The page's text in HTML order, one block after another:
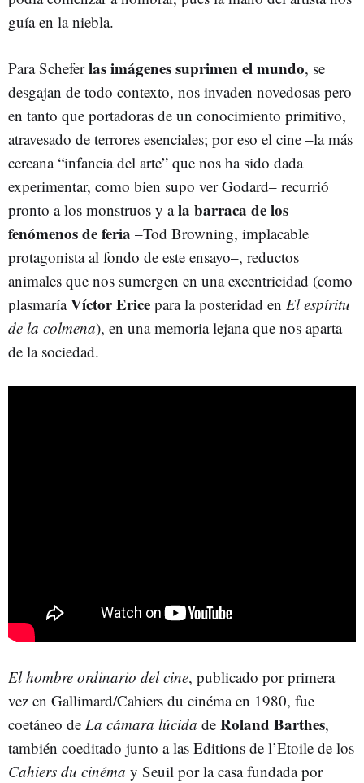
guía en la niebla.
Para Scheferlas imágenes suprimen el mundo, se
desgajan de todo contexto, nos invaden novedosas pero
en tanto que portadoras de un conocimiento primitivo,
atravesado de terrores esenciales; por eso el cine –la más
cercana “infancia del arte” que nos ha sido dada
experimentar, como bien supo ver Godard– recurrió
pronto a los monstruos y ala barraca de los
fenómenos de feria –Tod Browning, implacable
protagonista al fondo de este ensayo–, reductos
animales que nos sumergen en una excentricidad (como
plasmaríaVíctor Erice para la posteridad en El espíritu
de la colmena), en una memoria lejana que nos aparta
de la sociedad.
El hombre ordinario del cine, publicado por primera
vez en Gallimard/Cahiers du cinéma en 1980, fue
coetáneo de La cámara lúcida de Roland Barthes,
también coeditado junto a las Editions de l’Etoile de los
Cahiers du cinéma y Seuil por la casa fundada por